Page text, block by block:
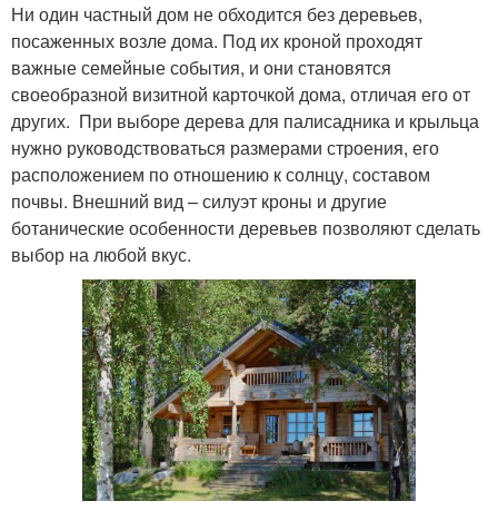
Ни один частный дом не обходится без деревьев,
посаженных возле дома. Под их кроной проходят
важные семейные события, и они становятся
своеобразной визитной карточкой дома, отличая его от
других. При выборе дерева для палисадника и крыльца
нужно руководствоваться размерами строения, его
расположением по отношению к солнцу, составом
почвы. Внешний вид – силуэт кроны и другие
ботанические особенности деревьев позволяют сделать
выбор на любой вкус.